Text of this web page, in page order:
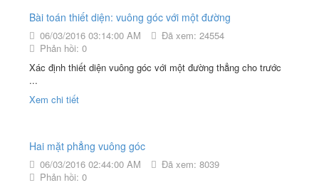
Bài toán thiết diện: vuông góc với một đường
06/03/2016 03:14:00 AM
Đã xem: 24554
Phản hồi: 0
Xác định thiết diện vuông góc với một đường thẳng cho trước
...
Xem chi tiết
Hai mặt phẳng vuông góc
06/03/2016 02:44:00 AM
Đã xem: 8039
Phản hồi: 0